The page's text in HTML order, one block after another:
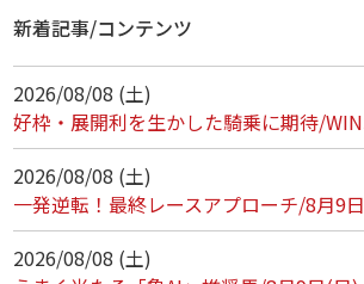
新着記事/コンテンツ
2026/08/08 (土)
好枠・展開利を生かした騎乗に期待/
2026/08/08 (土)
一発逆転！最終レースアプローチ/8月9
2026/08/08 (土)